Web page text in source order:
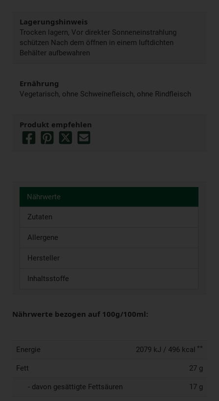
Lagerungshinweis
Trocken lagern, Vor direkter Sonneneinstrahlung
schützen Nach dem öffnen in einem luftdichten
Behälter aufbewahren
Ernährung
Vegetarisch, ohne Schweinefleisch, ohne Rindfleisch
Produkt empfehlen
Nährwerte
Zutaten
Allergene
Hersteller
Inhaltsstoffe
Nährwerte bezogen auf 100g/100ml:
Energie 2079 kJ / 496 kcal **
Fett 27 g
- davon gesättigte Fettsäuren 17 g